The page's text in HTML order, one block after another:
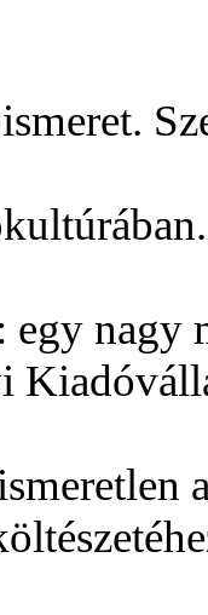
nagy